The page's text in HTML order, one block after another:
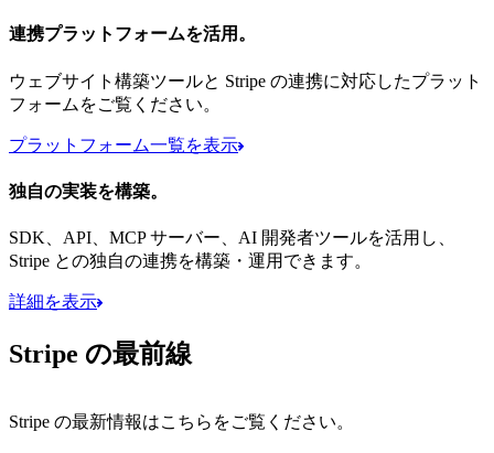
連携プラットフォームを活用。
ウェブサイト構築ツールと Stripe の連携に対応したプラット
フォームをご覧ください。
プラットフォーム一覧を表示
独自の実装を構築。
SDK、API、MCP サーバー、AI 開発者ツールを活用し、
Stripe との独自の連携を構築・運用できます。
詳細を表示
Stripe の最前線
Stripe の最新情報はこちらをご覧ください。